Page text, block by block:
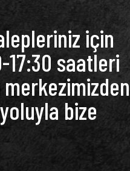
için
saatleri
merkezimizden
bize